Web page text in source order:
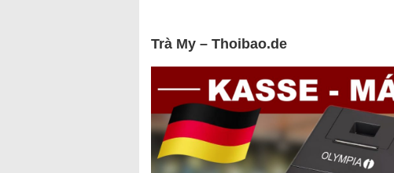
Trà My – Thoibao.de